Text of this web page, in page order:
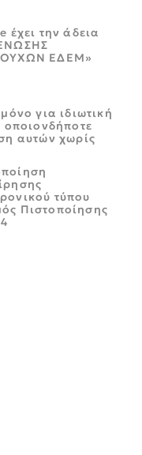
έχει την άδεια
ΕΔΕΜ»
για ιδιωτική
αυτών χωρίς
τύπου
Πιστοποίησης